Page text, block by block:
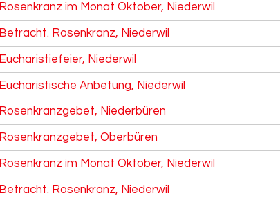
Rosenkranz im Monat Oktober, Niederwil
Betracht. Rosenkranz, Niederwil
Eucharistiefeier, Niederwil
Eucharistische Anbetung, Niederwil
Rosenkranzgebet, Niederbüren
Rosenkranzgebet, Oberbüren
Rosenkranz im Monat Oktober, Niederwil
Betracht. Rosenkranz, Niederwil